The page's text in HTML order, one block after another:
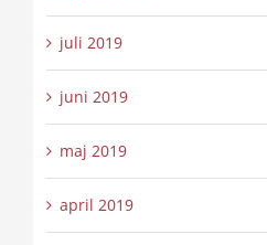
juli 2019
juni 2019
maj 2019
april 2019